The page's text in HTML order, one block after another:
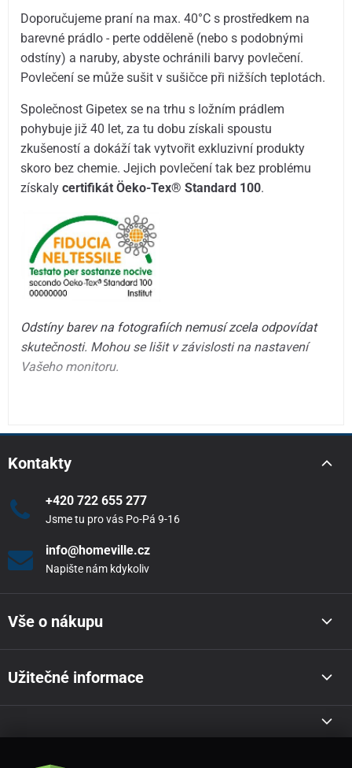
Doporučujeme praní na max. 40°C s prostředkem na
barevné prádlo - perte odděleně (nebo s podobnými
odstíny) a naruby, abyste ochránili barvy povlečení.
Povlečení se může sušit v sušičce při nižších teplotách.
Společnost Gipetex se na trhu s ložním prádlem
pohybuje již 40 let, za tu dobu získali spoustu
zkušeností a dokáží tak vytvořit exkluzivní produkty
skoro bez chemie. Jejich povlečení tak bez problému
získalycertifikát Öeko-Tex® Standard 100.
Odstíny barev na fotografiích nemusí zcela odpovídat
skutečnosti. Mohou se lišit v závislosti na nastavení
Vašeho monitoru.
Kontakty
+420 722 655 277
Jsme tu pro vás Po-Pá 9-16
info@homeville.cz
Napište nám kdykoliv
Vše o nákupu
Užitečné informace